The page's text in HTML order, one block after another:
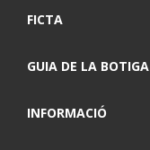
FICTA
GUIA DE LA BOTIGA
INFORMACIÓ